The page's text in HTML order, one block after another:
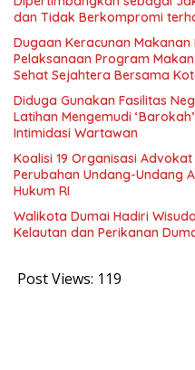
dan Tidak Berkompromi
Dugaan Keracunan Makanan
Pelaksanaan Program Makan
Sehat Sejahtera Bersama
Diduga Gunakan Fasilitas
Latihan Mengemudi
Intimidasi Wartawan
Koalisi 19 Organisasi
Perubahan Undang-Undang
Hukum RI
Walikota Dumai Hadiri
Kelautan dan Perikanan
Post Views: 119